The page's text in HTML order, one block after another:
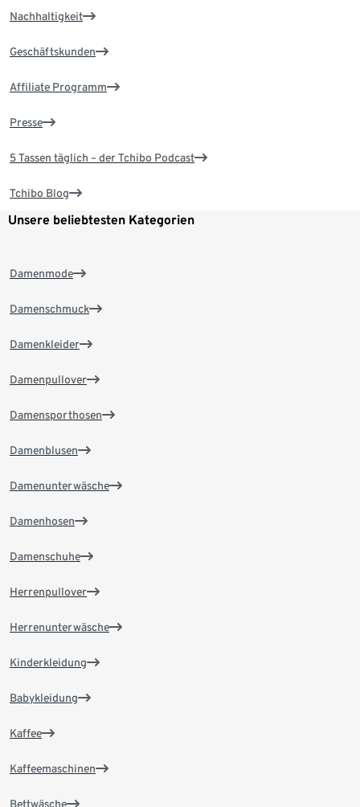
Nachhaltigkeit
Geschäftskunden
Affiliate Programm
Presse
5 Tassen täglich – der Tchibo Podcast
Tchibo Blog
Unsere beliebtesten Kategorien
Damenmode
Damenschmuck
Damenkleider
Damenpullover
Damensporthosen
Damenblusen
Damenunterwäsche
Damenhosen
Damenschuhe
Herrenpullover
Herrenunterwäsche
Kinderkleidung
Babykleidung
Kaffee
Kaffeemaschinen
Bettwäsche